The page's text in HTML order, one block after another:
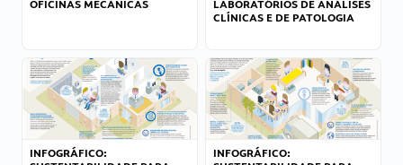
OFICINAS MECÂNICAS
LABORATÓRIOS DE ANÁLISES
CLÍNICAS E DE PATOLOGIA
INFOGRÁFICO:
INFOGRÁFICO: